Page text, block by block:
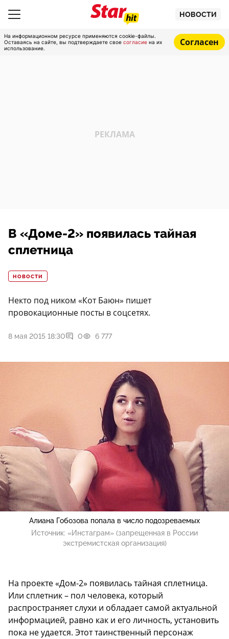
НОВОСТИ
На информационном ресурсе применяются cookie-файлы.
Оставаясь на сайте, вы подтверждаете свое согласие на их
использование.
Согласен
В «Доме-2» появилась тайная
сплетница
НОВОСТИ
Некто под ником «Кот Баюн» пишет
провокационные посты в соцсетях.
8 мая 2015 18:30 0 6 777
Алиана Гобозова попала в число подозреваемых
Источник: «Инстаграм» (запрещенная в России
экстремистская организация)
На проекте «Дом-2» появилась тайная сплетница.
Или сплетник – пол человека, который
распространяет слухи и обладает самой актуальной
информацией, равно как и его личность, установить
пока не удается. Этот таинственный персонаж